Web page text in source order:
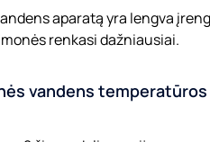
aparatą yra lengva
renkasi dažniausiai.
vandens temperatūros